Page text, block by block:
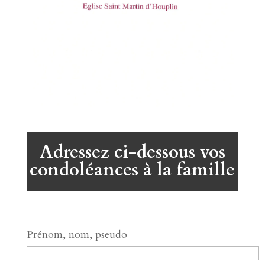
Adressez ci-dessous vos
condoléances à la famille
Prénom, nom, pseudo